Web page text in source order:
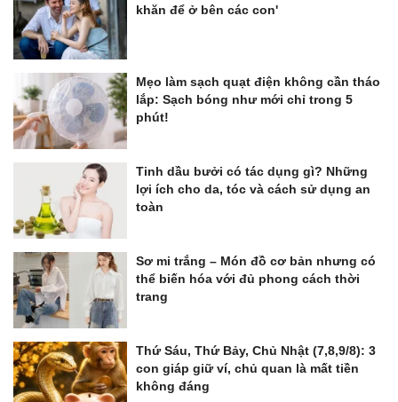
khăn để ở bên các con'
Mẹo làm sạch quạt điện không cần tháo
lắp: Sạch bóng như mới chỉ trong 5
phút!
Tinh dầu bưởi có tác dụng gì? Những
lợi ích cho da, tóc và cách sử dụng an
toàn
Sơ mi trắng – Món đồ cơ bản nhưng có
thể biến hóa với đủ phong cách thời
trang
Thứ Sáu, Thứ Bảy, Chủ Nhật (7,8,9/8): 3
con giáp giữ ví, chủ quan là mất tiền
không đáng